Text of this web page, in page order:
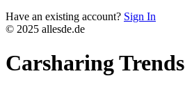
Have an existing account? Sign In
© 2025 allesde.de
Carsharing Trends